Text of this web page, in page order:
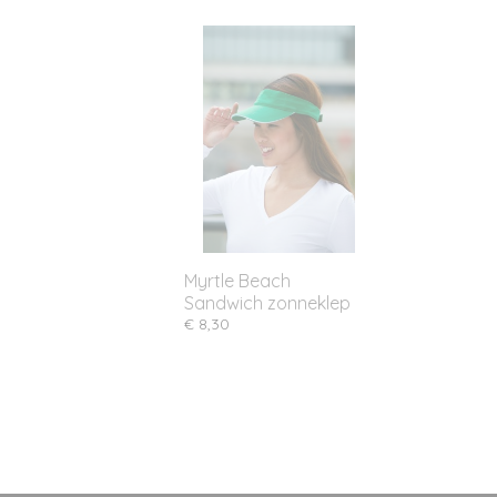
Myrtle Beach
Sandwich zonneklep
€ 8,30